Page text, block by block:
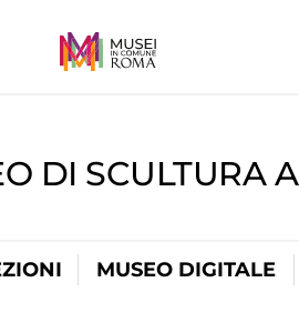
DI SCULTURA
MUSEO DIGITALE